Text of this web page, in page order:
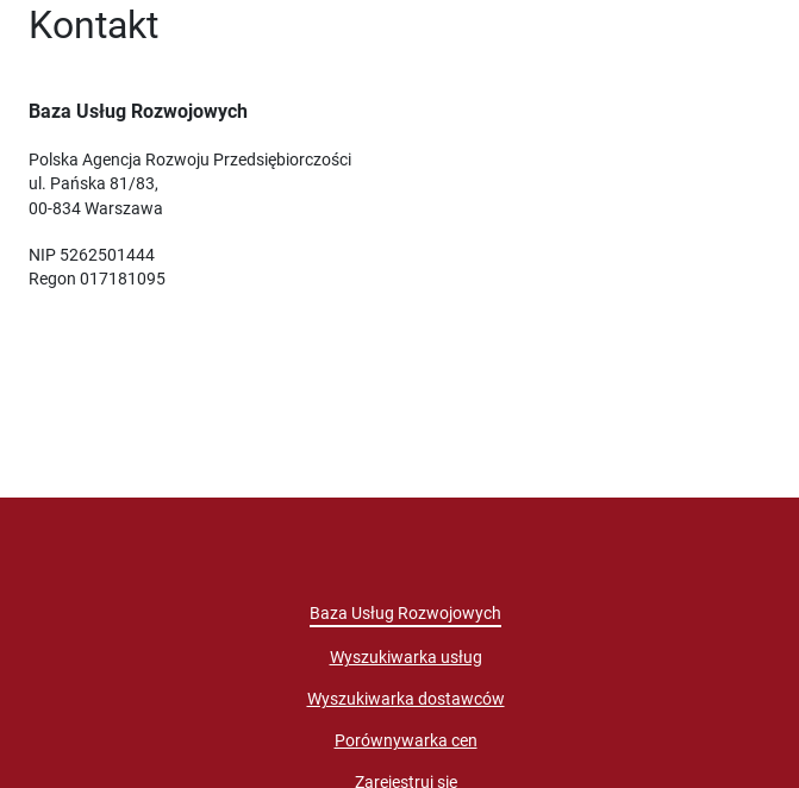
Kontakt
Baza Usług Rozwojowych
Polska Agencja Rozwoju Przedsiębiorczości
ul. Pańska 81/83,
00-834 Warszawa
NIP 5262501444
Regon 017181095
Baza Usług Rozwojowych
Wyszukiwarka usług
Wyszukiwarka dostawców
Porównywarka cen
Zarejestruj się